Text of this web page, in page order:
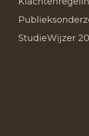
StudieWijzer